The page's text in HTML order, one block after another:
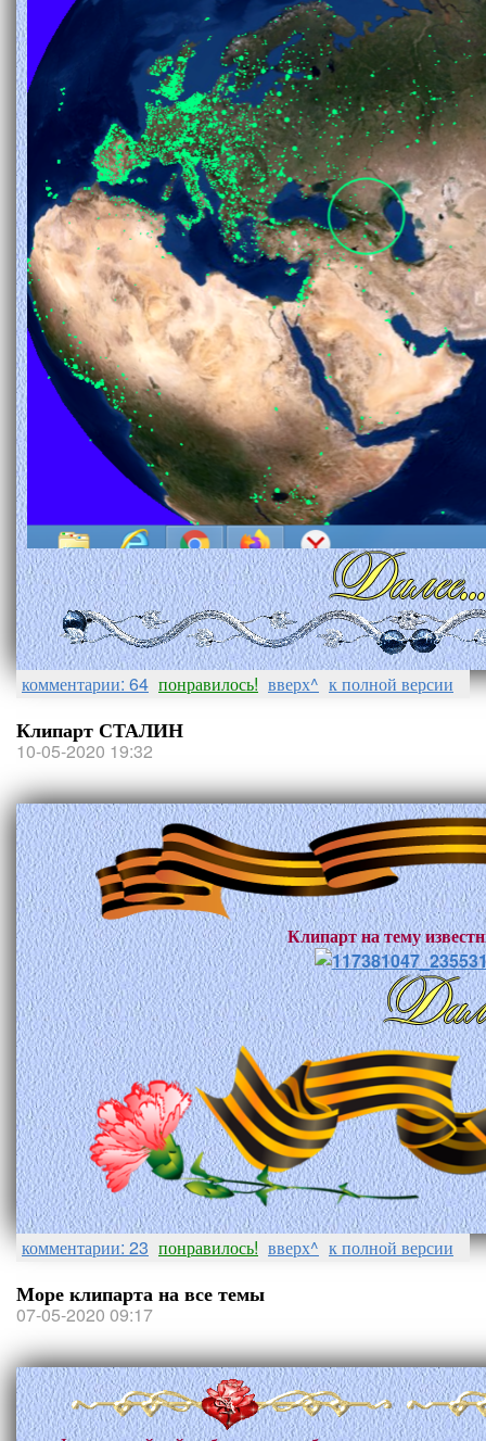
комментарии: 64 понравилось! вверх^ к полной версии
Клипарт СТАЛИН
10-05-2020 19:32
Клипарт на тему
комментарии: 23 понравилось! вверх^ к полной версии
Море клипарта на все темы
07-05-2020 09:17